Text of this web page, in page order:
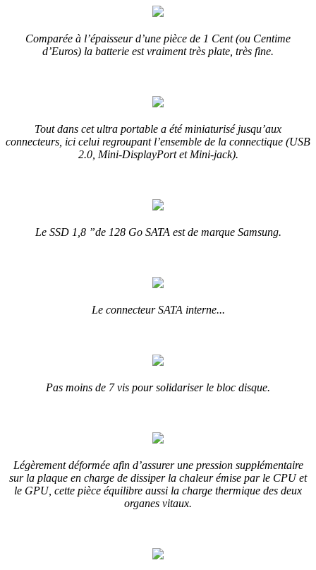
Comparée à l’épaisseur d’une pièce de 1 Cent (ou Centime
d’Euros) la batterie est vraiment très plate, très fine.
Tout dans cet ultra portable a été miniaturisé jusqu’aux
connecteurs, ici celui regroupant l’ensemble de la connectique (USB
2.0, Mini-DisplayPort et Mini-jack).
Le SSD 1,8 ”de 128 Go SATA est de marque Samsung.
Le connecteur SATA interne...
Pas moins de 7 vis pour solidariser le bloc disque.
Légèrement déformée afin d’assurer une pression supplémentaire
sur la plaque en charge de dissiper la chaleur émise par le CPU et
le GPU, cette pièce équilibre aussi la charge thermique des deux
organes vitaux.